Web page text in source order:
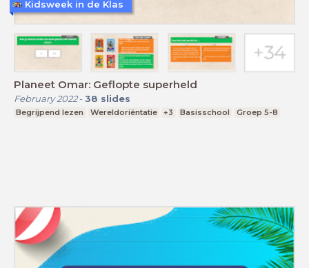
Planeet Omar: Geflopte superheld
February 2022- 38 slides
Begrijpend lezen Wereldoriëntatie +3 Basisschool Groep 5-8
Kidsweek in de Klas